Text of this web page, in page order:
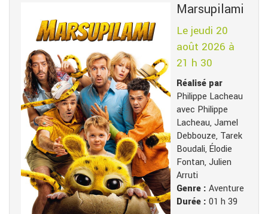
Marsupilami
Le jeudi 20
août 2026 à
21 h 30
Réalisé par
Philippe Lacheau
avec Philippe
Lacheau, Jamel
Debbouze, Tarek
Boudali, Élodie
Fontan, Julien
Arruti
Genre : Aventure
Durée : 01 h 39